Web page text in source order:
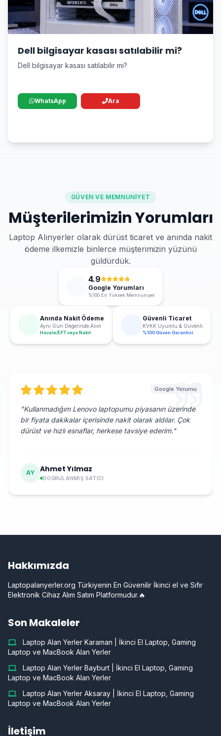
Dell bilgisayar kasası satılabilir mi?
Dell bilgisayar kasası satılabilir mi?
WhatsApp Ara
GÜVEN VE MEMNUNIYET
Müşterilerimizin Yorumları
Laptop Alınyerler olarak dürüst ticaret ve anında nakit
ödeme ilkemizle binlerce müşterimizin yüzünü
güldürdük.
4.9
Google Yorumları
%100 En Yüksek Memnuniyet
Anında Nakit Ödeme
Aynı Gün Değerinde Alım
Havale/EFT veya Nakit
Güvenli Ticaret
KVKK Uyumlu & Güvenli
%100 Güven Garantisi
Google Yorumu
"Kullanmadığım Lenovo laptopumu piyasanın üzerinde
bir fiyata dakikalar içerisinde nakit olarak aldılar. Çok
dürüst ve hızlı esnaflar, herkese tavsiye ederim."
AY Ahmet Yılmaz
DOĞRULANMIŞ SATICI
Hakkımızda
Laptopalanyerler.org Türkiyenin En Güvenilir İkinci el ve Sıfır
Elektronik Cihaz Alım Satım Platformudur.🔥
Son Makaleler
Laptop Alan Yerler Karaman | İkinci El Laptop, Gaming
Laptop ve MacBook Alan Yerler
Laptop Alan Yerler Bayburt | İkinci El Laptop, Gaming
Laptop ve MacBook Alan Yerler
Laptop Alan Yerler Aksaray | İkinci El Laptop, Gaming
Laptop ve MacBook Alan Yerler
İletişim